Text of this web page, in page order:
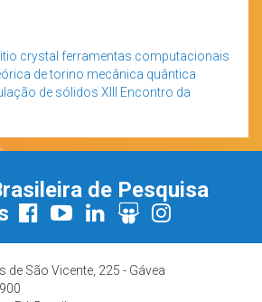
crystal ferramentas computacionais
de torino mecânica quântica
de sólidos XIII Encontro da
de Pesquisa
de São Vicente, 225 - Gávea